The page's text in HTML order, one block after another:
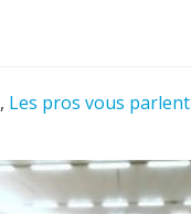
, Les pros vous parlent